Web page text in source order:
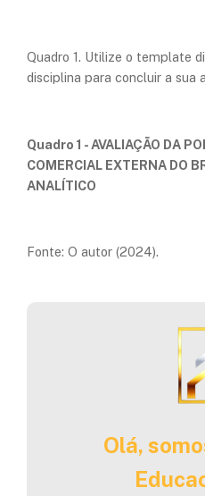
Quadro 1. Utilize o template
disciplina para concluir a sua
Quadro 1 - AVALIAÇÃO DA
COMERCIAL EXTERNA DO
ANALÍTICO
Fonte: O autor (2024).
Olá,